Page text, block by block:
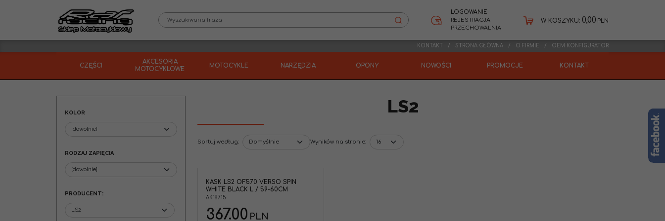
LOGOWANIE
REJESTRACJA
PRZECHOWALNIA
W KOSZYKU: 0,00 PLN
KONTAKT STRONA GŁÓWNA O FIRMIE OEM KONFIGURATOR
CZĘŚCI
AKCESORIA
MOTOCYKLOWE
MOTOCYKLE NARZĘDZIA OPONY NOWOŚCI PROMOCJE KONTAKT
LS2
Sortuj według: Wyników na stronie:
z blendą, biało -czarny , wygodną
KASK LS2 OF570 VERSO SPIN
WHITE BLACK L / 59-60CM
AK18715
367.00 PLN
KOLOR
RODZAJ ZAPIĘCIA
PRODUCENT: